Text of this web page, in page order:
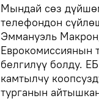
Мындай сөз
телефондон
Эммануэль
Еврокомиссиянын
белгилүү болду.
камтылчу
турганын